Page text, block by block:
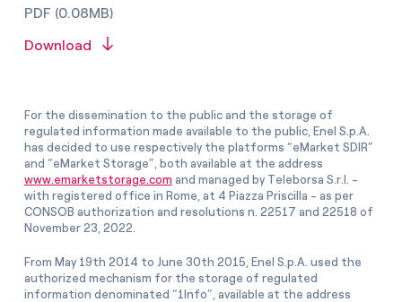
PDF (0.08MB)
Download
For the dissemination to the public and the storage of
regulated information made available to the public, Enel S.p.A.
has decided to use respectively the platforms “eMarket SDIR”
and “eMarket Storage”, both available at the address
www.emarketstorage.com and managed by Teleborsa S.r.l. -
with registered office in Rome, at 4 Piazza Priscilla - as per
CONSOB authorization and resolutions n. 22517 and 22518 of
November 23, 2022.
From May 19th 2014 to June 30th 2015, Enel S.p.A. used the
authorized mechanism for the storage of regulated
information denominated “1Info”, available at the address